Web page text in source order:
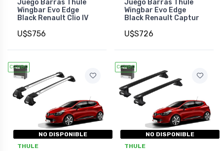
Juego Barras Thule
Wingbar Evo Edge
Black Renault Clio IV
U$S756
Juego Barras Thule
Wingbar Evo Edge
Black Renault Captur
U$S726
COMBO
NO DISPONIBLE
THULE
COMBO
NO DISPONIBLE
THULE